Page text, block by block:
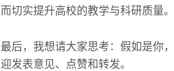
而切实提升高校的教学与科研质量。
最后，我想请大家思考：假如是你
迎发表意见、点赞和转发。